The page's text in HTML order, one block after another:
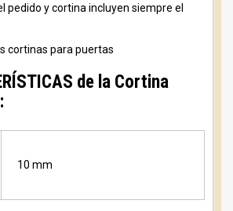
pedido y cortina incluyen siempre el
de la Cortina
10 mm